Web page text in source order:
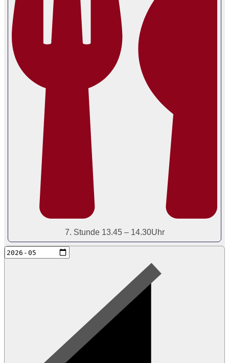
7. Stunde 13.45 – 14.30Uhr